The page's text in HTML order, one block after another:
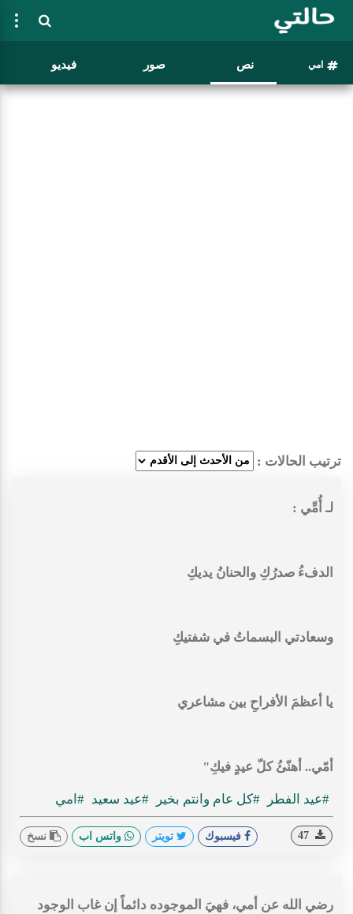
امي نص صور فيديو
ترتيب الحالات :
لـ أُمِّي :
الدفءُ صدرُكِ والحنانُ يديكِ
وسعادتي البسماتُ في شفتيكِ
يا أعظمَ الأفراحِ بين مشاعري
أمّي.. أهنّئُ كلّ عيدٍ فيكِ"
#عيد الفطر #كل عام وانتم بخير #عيد سعيد #امي
فيسبوك تويتر واتس اب نسخ
رضي الله عن أمي، فهيَ الموجوده دائماً إن غاب الوجود